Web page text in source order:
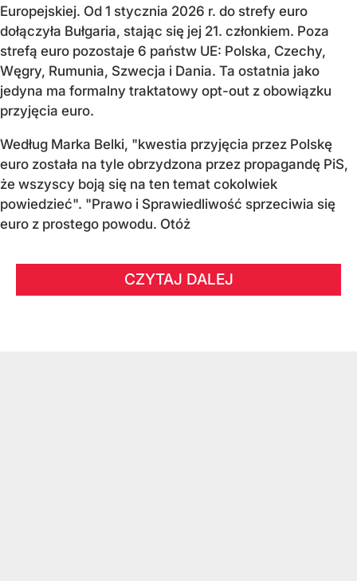
Europejskiej. Od 1 stycznia 2026 r. do strefy euro
dołączyła Bułgaria, stając się jej 21. członkiem. Poza
strefą euro pozostaje 6 państw UE: Polska, Czechy,
Węgry, Rumunia, Szwecja i Dania. Ta ostatnia jako
jedyna ma formalny traktatowy opt-out z obowiązku
przyjęcia euro.
Według Marka Belki, "kwestia przyjęcia przez Polskę
euro została na tyle obrzydzona przez propagandę PiS,
że wszyscy boją się na ten temat cokolwiek
powiedzieć". "Prawo i Sprawiedliwość sprzeciwia się
euro z prostego powodu. Otóż
CZYTAJ DALEJ